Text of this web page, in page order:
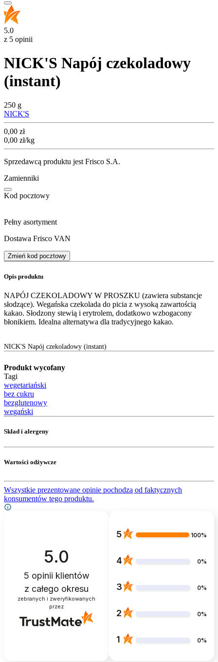
5.0
z 5 opinii
NICK'S Napój czekoladowy
(instant)
250 g
NICK'S
Cena
0,00 zł
0,00 zł/kg
Sprzedawcą produktu jest Frisco S.A.
Zamienniki
Kod pocztowy
Pełny asortyment
Dostawa Frisco VAN
Zmień kod pocztowy
Opis produktu
NAPÓJ CZEKOLADOWY W PROSZKU (zawiera substancje
słodzące). Wegańska czekolada do picia z wysoką zawartością
kakao. Słodzony stewią i erytrolem, dodatkowo wzbogacony
błonikiem. Idealna alternatywa dla tradycyjnego kakao.
NICK'S Napój czekoladowy (instant)
Produkt wycofany
Tagi
wegetariański
bez cukru
bezglutenowy
wegański
Skład i alergeny
Wartości odżywcze
Wszystkie prezentowane opinie pochodzą od faktycznych
konsumentów tego produktu.
5.0
5 opinii klientów
z całego okresu
zebranych i zweryfikowanych
przez
5 100%
4 0%
3 0%
2 0%
1 0%